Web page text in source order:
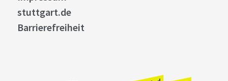
stuttgart.de
Barrierefreiheit